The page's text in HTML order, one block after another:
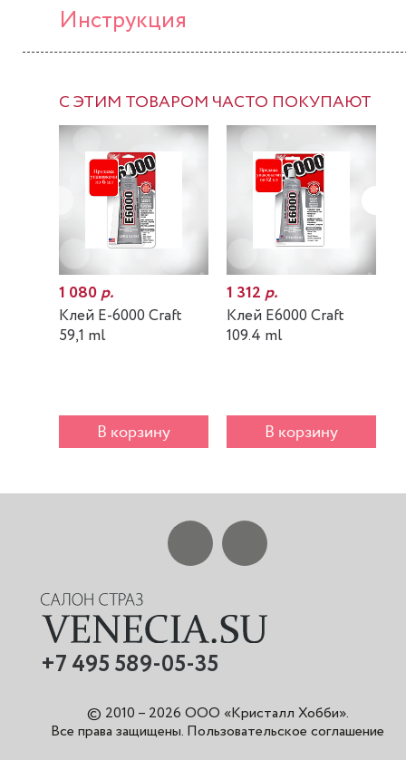
Инструкция
С ЭТИМ ТОВАРОМ ЧАСТО ПОКУПАЮТ
1 080р.
Клей E-6000 Craft
59,1 ml
В корзину
1 312р.
Клей E6000 Craft
109.4 ml
В корзину
+7 495 589-05-35
© 2010 – 2026 ООО «Кристалл Хобби».
Все права защищены. Пользовательское соглашение